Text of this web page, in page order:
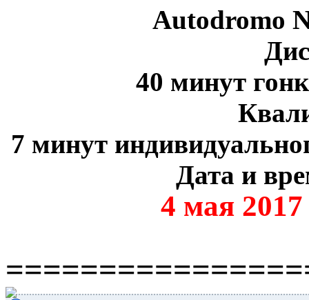
Autodromo
40 минут
7 минут
Дата и
4 мая